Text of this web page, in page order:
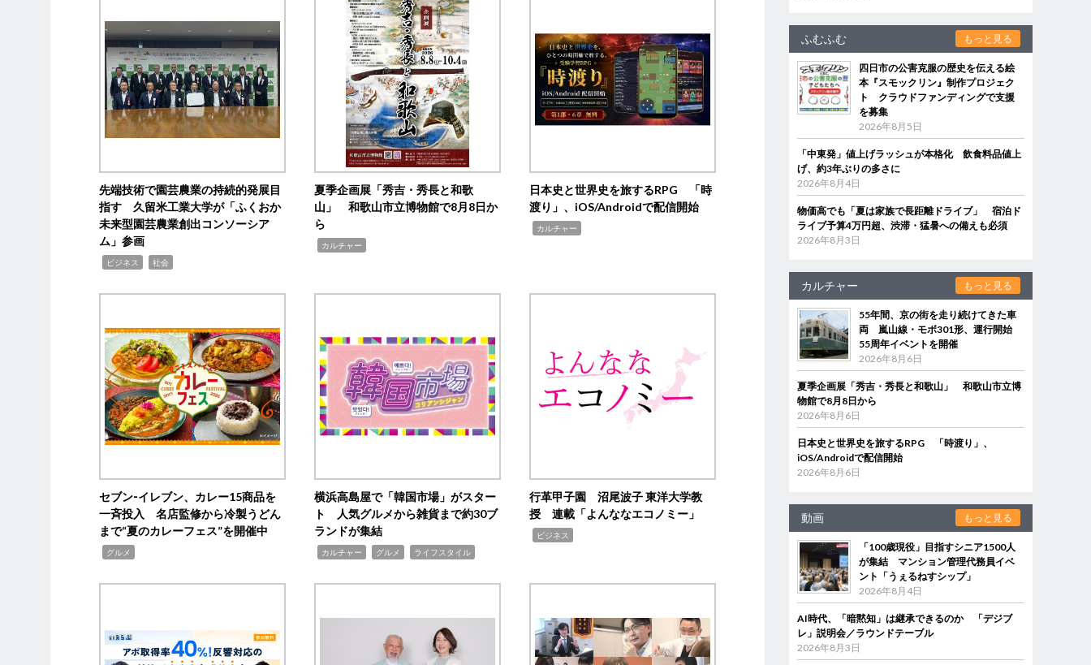
先端技術で園芸農業の持続的発展目
指す 久留米工業大学が「ふくおか
未来型園芸農業創出コンソーシア
ム」参画
ビジネス 社会
夏季企画展「秀吉・秀長と和歌
山」 和歌山市立博物館で8月8日か
ら
カルチャー
日本史と世界史を旅するRPG 「時
渡り」、iOS/Androidで配信開始
カルチャー
セブン‐イレブン、カレー15商品を
一斉投入 名店監修から冷製うどん
まで“夏のカレーフェス”を開催中
グルメ
横浜高島屋で「韓国市場」がスター
ト 人気グルメから雑貨まで約30ブ
ランドが集結
カルチャー グルメ ライフスタイル
行革甲子園 沼尾波子 東洋大学教
授 連載「よんななエコノミー」
ビジネス
ふむふむ もっと見る
四日市の公害克服の歴史を伝える絵
本『スモックリン』制作プロジェク
ト クラウドファンディングで支援
を募集
2026年8月5日
「中東発」値上げラッシュが本格化 飲食料品値上
げ、約3年ぶりの多さに
2026年8月4日
物価高でも「夏は家族で長距離ドライブ」 宿泊ド
ライブ予算4万円超、渋滞・猛暑への備えも必須
2026年8月3日
カルチャー もっと見る
55年間、京の街を走り続けてきた車
両 嵐山線・モボ301形、運行開始
55周年イベントを開催
2026年8月6日
夏季企画展「秀吉・秀長と和歌山」 和歌山市立博
物館で8月8日から
2026年8月6日
日本史と世界史を旅するRPG 「時渡り」、
iOS/Androidで配信開始
2026年8月6日
動画 もっと見る
「100歳現役」目指すシニア1500人
が集結 マンション管理代務員イベ
ント「うぇるねすシップ」
2026年8月4日
AI時代、「暗黙知」は継承できるのか 「デジブ
レ」説明会／ラウンドテーブル
2026年8月3日